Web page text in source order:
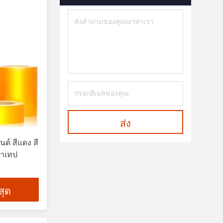
ด์ สีแดง สี
เทป
ด
ส่ง